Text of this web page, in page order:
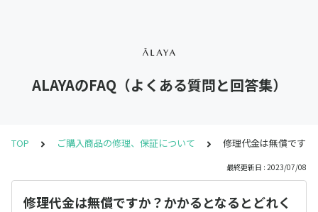
ALAYAのFAQ（よくある質問と回答集）
TOP ご購入商品の修理、保証について 修理代金は無償です
最終更新日 : 2023/07/08
修理代金は無償ですか？かかるとなるとどれく